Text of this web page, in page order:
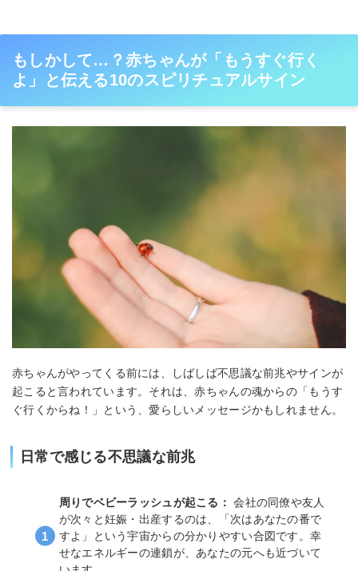
もしかして…？赤ちゃんが「もうすぐ行く
よ」と伝える10のスピリチュアルサイン
赤ちゃんがやってくる前には、しばしば不思議な前兆やサインが
起こると言われています。それは、赤ちゃんの魂からの「もうす
ぐ行くからね！」という、愛らしいメッセージかもしれません。
日常で感じる不思議な前兆
周りでベビーラッシュが起こる： 会社の同僚や友人
が次々と妊娠・出産するのは、「次はあなたの番で
すよ」という宇宙からの分かりやすい合図です。幸
せなエネルギーの連鎖が、あなたの元へも近づいて